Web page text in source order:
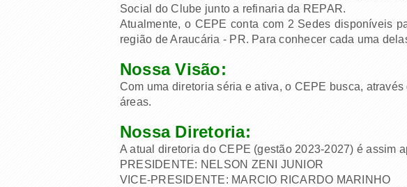
Social do Clube junto a refinaria da REPAR.
Atualmente, o CEPE conta com 2 Sedes disponíveis
região de Araucária - PR. Para conhecer cada uma
Nossa Visão:
Com uma diretoria séria e ativa, o CEPE busca,
áreas.
Nossa Diretoria:
A atual diretoria do CEPE (gestão 2023-2027) é assim
PRESIDENTE: NELSON ZENI JUNIOR
VICE-PRESIDENTE: MARCIO RICARDO MARINHO